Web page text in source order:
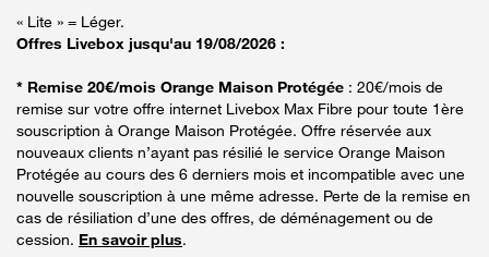
« Lite » = Léger.
Offres Livebox jusqu'au 19/08/2026 :
* Remise 20€/mois Orange Maison Protégée : 20€/mois de
remise sur votre offre internet Livebox Max Fibre pour toute 1ère
souscription à Orange Maison Protégée. Offre réservée aux
nouveaux clients n’ayant pas résilié le service Orange Maison
Protégée au cours des 6 derniers mois et incompatible avec une
nouvelle souscription à une même adresse. Perte de la remise en
cas de résiliation d’une des offres, de déménagement ou de
cession. En savoir plus.